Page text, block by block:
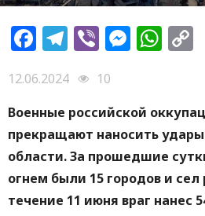
Facebook
Telegram
Viber
12.06.2024
10
Военные российской
прекращают наносить
области. За прошедшие
огнем были 15 городов и сел
течение 11 июня враг нанес